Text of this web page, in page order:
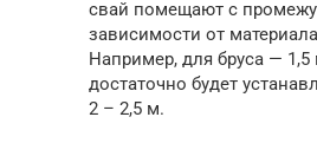
свай помещают с
зависимости от
Например, для бруса —
достаточно будет
2 – 2,5 м.